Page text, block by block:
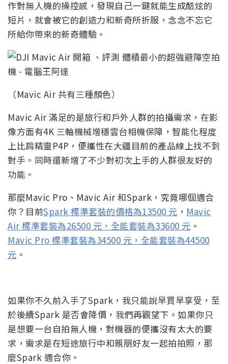
作對無人機的操控感，發現自己一鍵就能生成酷炫的
短片，就會被它的創造力和新奇所折服，念念不忘它
所給你帶來的新奇體驗。
（Mavic Air 共有三種顏色）
Mavic Air 滿足的是旅行和戶外人群的拍攝需求，在影
像方面有4K 三軸機械增穩雲台相機保障，智能化程度
上比肩精靈P4P，便攜性在大疆目前的產品線上找不到
對手。同時還新增了不少對初次上手的人群很友好的
功能。
那麼Mavic Pro、Mavic Air 和Spark，究竟哪個適合
你？目前Spark 標準套裝的價格為13500 元 ， Mavic
Air 標準套裝為26500 元，全能套裝為33600 元 。
Mavic Pro 標準套裝為34500 元，全能套裝為44500
元 。
如果你不久前入手了Spark，我只能說早買早享受，至
於後續Spark 是否會降價，我們再觀望下。如果你只
是想要一台自拍無人機，對機器的便攜沒有太大的要
求，需求是在短途旅行中和親朋好友一起拍拍照，那
麼Spark 適合你。